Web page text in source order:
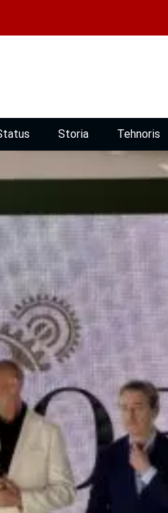
Storia Tehnoris